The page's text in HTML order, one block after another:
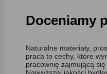
Doceniamy
Naturalne materiały,
praca to cechy, które
pracownię zajmującą